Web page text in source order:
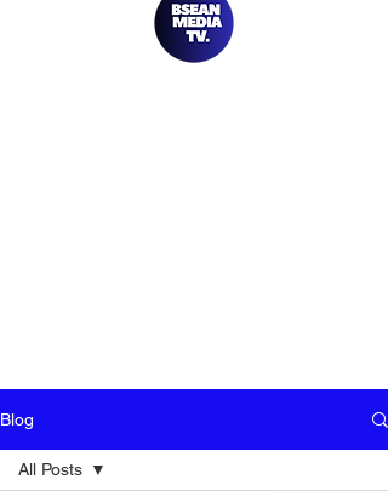
Blog
All Posts